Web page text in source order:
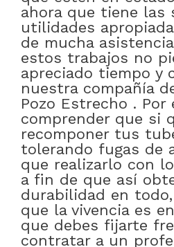
ahora que tiene las
utilidades
de mucha
estos trabajos no
apreciado tiempo y
nuestra compañía
Pozo Estrecho .
comprender que si
recomponer tus
tolerando fugas de
que realizarlo con
a fin de que así
durabilidad en
que la vivencia es
que debes fijarte
contratar a un